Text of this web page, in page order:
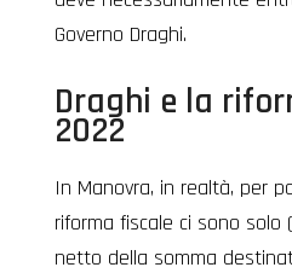
Governo Draghi.
Draghi e la
2022
In Manovra, in realtà, per
riforma fiscale ci sono solo
netto della somma